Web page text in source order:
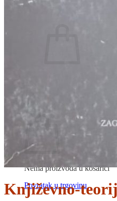
Košarica
Nema proizvoda u košarici
Povratak u trgovinu
Književno-